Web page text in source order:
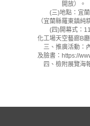
開放）。
(三)地點：宜蘭
（宜蘭縣羅東鎮純
(四)開幕式：
化工場天空藝廊B廳
三、推廣活動：
及臉書：https://
四、檢附展覽海